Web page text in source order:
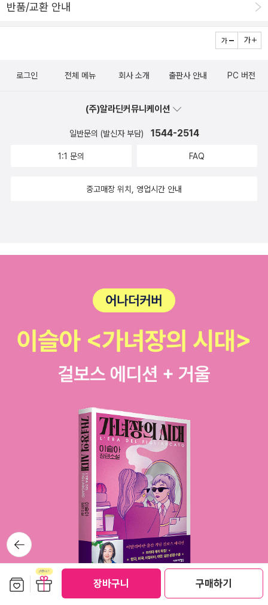
장바구니 구매하기
목록, 전세계 판매고, 작가 본인이 직접 고른 목록, 작품 중에서 인기
기 전에 77권의 전집을 출간한 적이 있습니다만, 이번에 나온 책은
서 크리스티 추리 베스트라는 세트 도서가 있었지만, 이번에 나온 책
애거서 크리스티 에디터스 초이스 세트 전 10권에 수록된 작품 그리
지0시를 향하여비뚤어진 집 저, 질문있어요. 이 책 언제 나온 건가
에 나온 것 같은데 책소개페이지에서는 출간연도가 2004년으로 되
20주년을 맞이하여 나온 문학동네 한국문학전집은 20권이고, 중단
편선세트는 그 20권 중에서 6권으로 보입니다. 작가별로 거의 1권으
로 보이고(전경린은 2권), 나온지 오래된 제목도 있고, 최근에 나온
책 제목도 보입니다. 어쩌면 읽어본 책, 제목을 아는 책, 그리고 어느
6. 식물들의 사생활, 이승우7. 네가 누구든 얼마나 외롭든, 김연수8.
대범한 밥상, 박완서9. 연어, 연어이야기, 안도현10. 공산토월, 이문
구11. 칼의 노래, 김훈12. 외딴방, 신경숙13. 새의 선물, 전경린14. 왕
을 찾아서, 성석제15. 홍어, 김주영16. 내생애 꼭 하루뿐일 특별한 날,
전경린17. 검은 꽃, 김영하18. 아내가 결혼했다, 박현욱19. 고래, 천
명관20. 카스테라, 박민규 --- 이 20권 중에서 생명연습/ 견습환자/
반달/ 열린사회와 그 적들/ 대범한 밥상/ 공산토월 은 한국문학대표
중단편선 세트와 같은 책입니다. ------------ 밖에 눈이 그쳤습니
다. 페이퍼를 쓰다보면 시간이 금방 가버립니다. 오늘 눈 때문에 있었
다는 사고도 뉴스로 나오고, 눈을 맞으면 좋지 않다는 뉴스를 들었더
니, 눈이 많이 오는 건 반갑지 않았습니다. 아무래도 점점 현실적인 면
이 중요해지는 것 같습니다. 오늘 여기까지입니다. 내일 날씨 더 추
영 - 홍어006 최인호 - 견습환자007 이승우 - 식물들의 사생활00
8 안도현 - 연어·연어 이야기009 신경숙 - 외딴방 010 성석제 - 왕
을 찾아서011 윤대녕 - 반달012 김소진 - 열린 사회와 그 적들013
경 - 새의 선물016 전경린 - 내 생에 꼭 하루뿐일 특별한 날017 김영
박민규 - 카스테라
반품/교환 안내
뒤로가
기
로그인 전체 메뉴 회사 소개 출판사 안내 PC 버전
(주)알라딘커뮤니케이션
일반문의 (발신자 부담) 1544-2514
1:1 문의 FAQ
중고매장 위치, 영업시간 안내